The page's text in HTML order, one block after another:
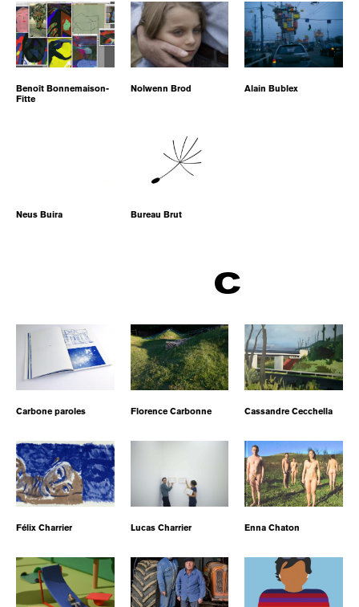
Benoît Bonnemaison-
Fitte
Nolwenn Brod Alain Bublex
Neus Buira Bureau Brut
C
Carbone paroles Florence Carbonne Cassandre Cecchella
Félix Charrier Lucas Charrier Enna Chaton